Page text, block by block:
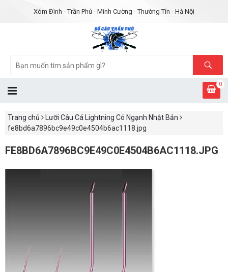
Xóm Đình - Trần Phú - Minh Cường - Thường Tín - Hà Nội
0
Trang chủ
Lưỡi Câu Cá Lightning Có Ngạnh Nhật Bản
fe8bd6a7896bc9e49c0e4504b6ac1118.jpg
FE8BD6A7896BC9E49C0E4504B6AC1118.JPG